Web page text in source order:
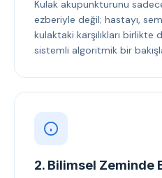
Kulak akupunkturunu
ezberiyle değil; hastayı,
kulaktaki karşılıkları birlikte
sistemli algoritmik bir
2. Bilimsel Zeminde